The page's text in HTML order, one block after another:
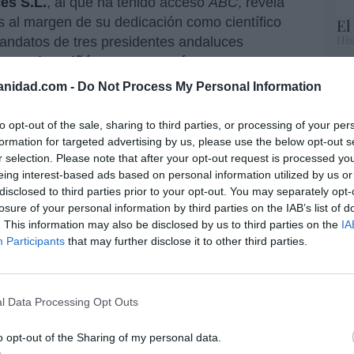
- Do Not Process My Personal Information
opt-out of the sale, sharing to third parties, or processing of your
for targeted advertising by us, please use the below opt-out
selection. Please note that after your opt-out request is processed
interest-based ads based on personal information utilized by us
to third parties prior to your opt-out. You may separately
of your personal information by third parties on the IAB’s list of
This information may also be disclosed by us to third parties on the
Participants that may further disclose it to other third parties.
Data Processing Opt Outs
opt-out of the Sharing of my personal data.
al margen de su dedicación como científico
de tres presidentes andaluces
Griñán y Susana Díaz.
con la paga de 5.000 euros anuales que
puede costarle un puesto tan rentable
del informe jurídico de 17 páginas
a «un conflicto de intereses y una transgresión
y de la buena fe contractual».
, Bernat Soria utilizóembriones humanos
que iban a curar enfermedades,
revés de lo ocurrido con las células madres
han tenido éxito en distintas terapias.
gobiernos
Zapatero
el Ministerio de Sanidad con el PSOE le